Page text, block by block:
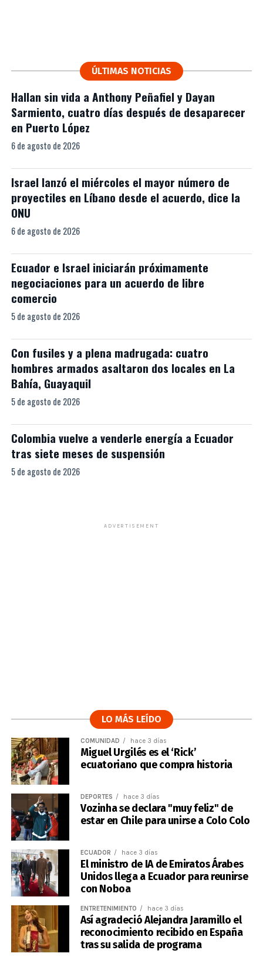
ÚLTIMAS NOTICIAS
Hallan sin vida a Anthony Peñafiel y Dayan
Sarmiento, cuatro días después de desaparecer
en Puerto López
6 de agosto de 2026
Israel lanzó el miércoles el mayor número de
proyectiles en Líbano desde el acuerdo, dice la
ONU
6 de agosto de 2026
Ecuador e Israel iniciarán próximamente
negociaciones para un acuerdo de libre
comercio
5 de agosto de 2026
Con fusiles y a plena madrugada: cuatro
hombres armados asaltaron dos locales en La
Bahía, Guayaquil
5 de agosto de 2026
Colombia vuelve a venderle energía a Ecuador
tras siete meses de suspensión
5 de agosto de 2026
ADVERTISEMENT
LO MÁS LEÍDO
COMUNIDAD hace 3 días
Miguel Urgilés es el ‘Rick’
ecuatoriano que compra historia
DEPORTES hace 3 días
Vozinha se declara "muy feliz" de
estar en Chile para unirse a Colo Colo
ECUADOR hace 3 días
El ministro de IA de Emiratos Árabes
Unidos llega a Ecuador para reunirse
con Noboa
ENTRETENIMIENTO hace 3 días
Así agradeció Alejandra Jaramillo el
reconocimiento recibido en España
tras su salida de programa